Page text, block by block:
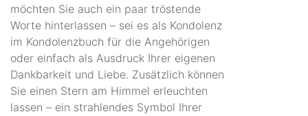
möchten Sie auch ein paar tröstende
Worte hinterlassen – sei es als Kondolenz
im Kondolenzbuch für die Angehörigen
oder einfach als Ausdruck Ihrer eigenen
Dankbarkeit und Liebe. Zusätzlich können
Sie einen Stern am Himmel erleuchten
lassen – ein strahlendes Symbol Ihrer